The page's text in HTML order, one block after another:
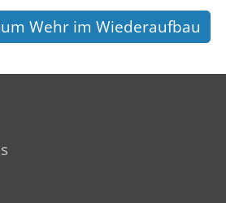
Wehr im Wiederaufbau